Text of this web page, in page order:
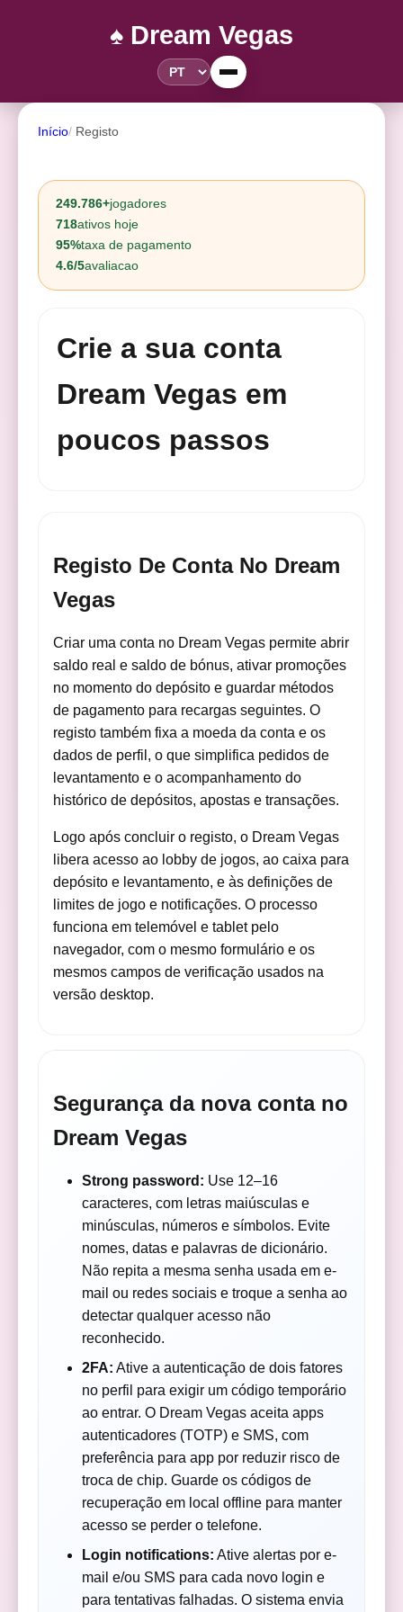
♠️ Dream Vegas
Início Registo
249.786+jogadores
718ativos hoje
95%taxa de pagamento
4.6/5avaliacao
Crie a sua conta
Dream Vegas em
poucos passos
Registo De Conta No Dream
Vegas
Criar uma conta no Dream Vegas permite abrir
saldo real e saldo de bónus, ativar promoções
no momento do depósito e guardar métodos
de pagamento para recargas seguintes. O
registo também fixa a moeda da conta e os
dados de perfil, o que simplifica pedidos de
levantamento e o acompanhamento do
histórico de depósitos, apostas e transações.
Logo após concluir o registo, o Dream Vegas
libera acesso ao lobby de jogos, ao caixa para
depósito e levantamento, e às definições de
limites de jogo e notificações. O processo
funciona em telemóvel e tablet pelo
navegador, com o mesmo formulário e os
mesmos campos de verificação usados na
versão desktop.
Segurança da nova conta no
Dream Vegas
Strong password: Use 12–16
caracteres, com letras maiúsculas e
minúsculas, números e símbolos. Evite
nomes, datas e palavras de dicionário.
Não repita a mesma senha usada em e-
mail ou redes sociais e troque a senha ao
detectar qualquer acesso não
reconhecido.
2FA: Ative a autenticação de dois fatores
no perfil para exigir um código temporário
ao entrar. O Dream Vegas aceita apps
autenticadores (TOTP) e SMS, com
preferência para app por reduzir risco de
troca de chip. Guarde os códigos de
recuperação em local offline para manter
acesso se perder o telefone.
Login notifications: Ative alertas por e-
mail e/ou SMS para cada novo login e
para tentativas falhadas. O sistema envia